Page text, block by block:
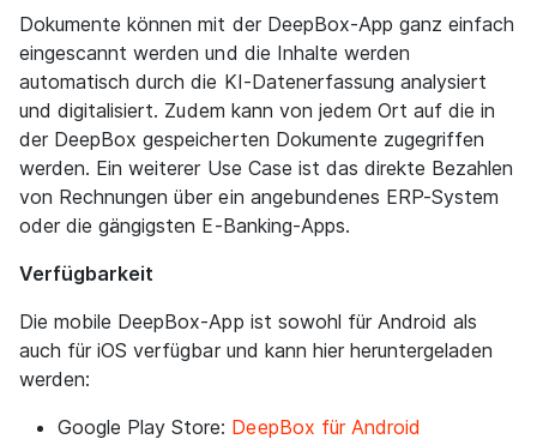
Dokumente können mit der DeepBox-App ganz einfach
eingescannt werden und die Inhalte werden
automatisch durch die KI-Datenerfassung analysiert
und digitalisiert. Zudem kann von jedem Ort auf die in
der DeepBox gespeicherten Dokumente zugegriffen
werden. Ein weiterer Use Case ist das direkte Bezahlen
von Rechnungen über ein angebundenes ERP-System
oder die gängigsten E-Banking-Apps.
Verfügbarkeit
Die mobile DeepBox-App ist sowohl für Android als
auch für iOS verfügbar und kann hier heruntergeladen
werden:
Google Play Store: DeepBox für Android